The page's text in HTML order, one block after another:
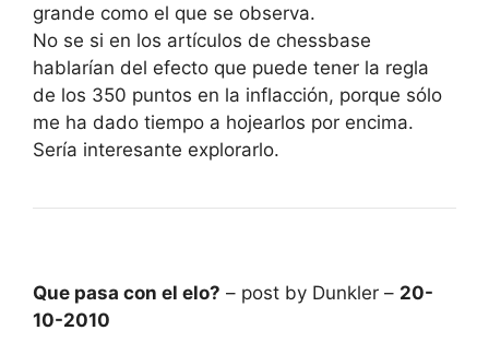
grande como el que se observa.
No se si en los artículos de chessbase
hablarían del efecto que puede tener la regla
de los 350 puntos en la inflacción, porque sólo
me ha dado tiempo a hojearlos por encima.
Sería interesante explorarlo.
Que pasa con el elo? – post by Dunkler – 20-
10-2010